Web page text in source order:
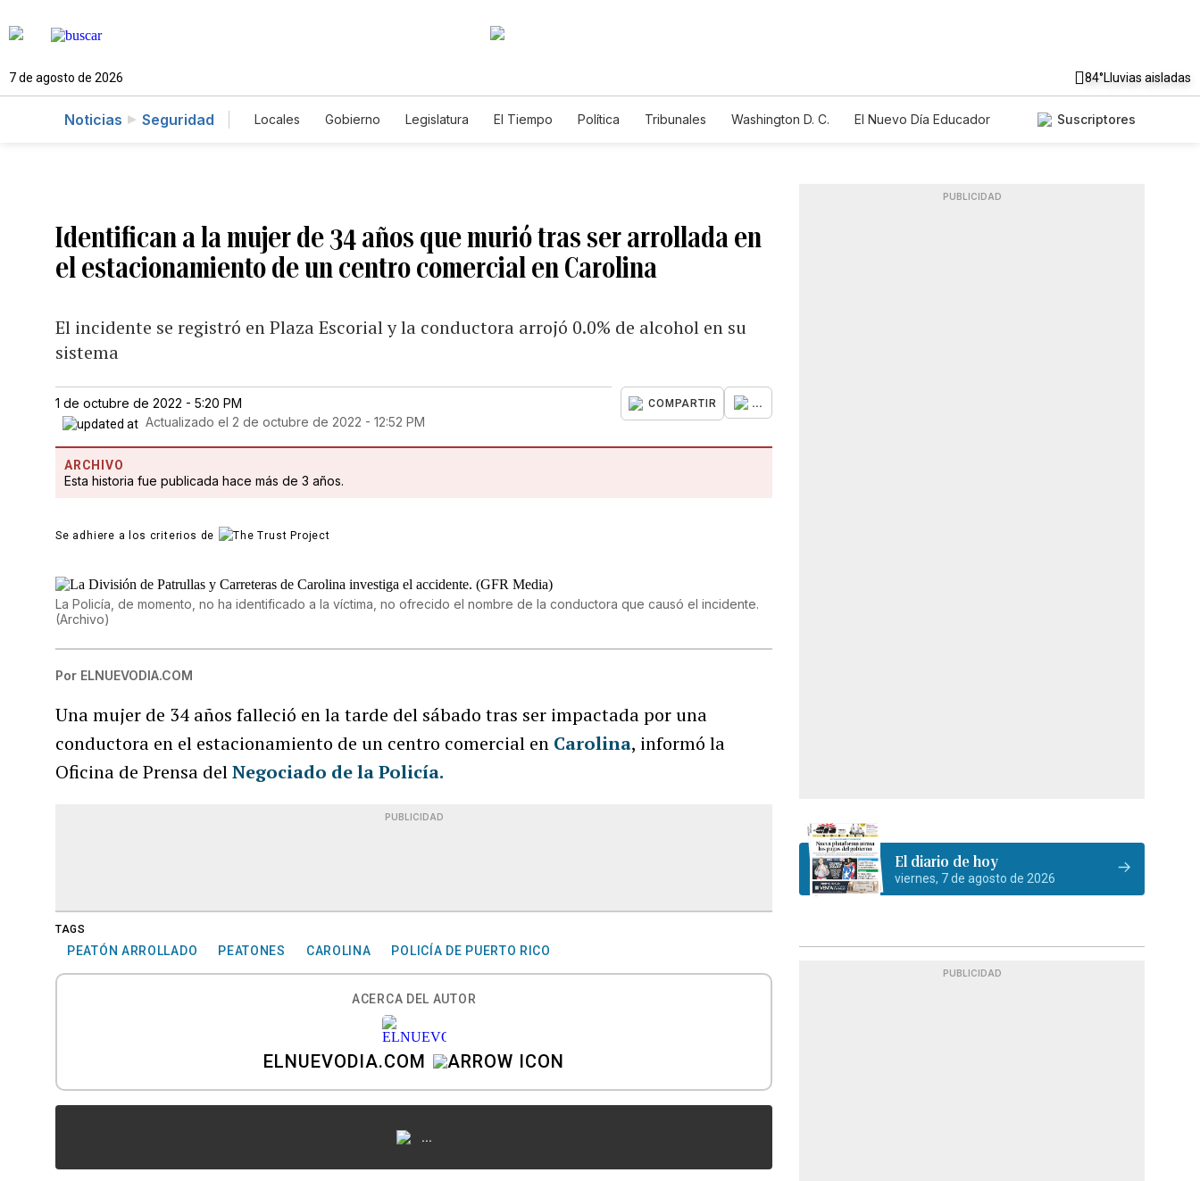
7 de agosto de 2026 84°Lluvias aisladas
Noticias Seguridad Locales Gobierno Legislatura El Tiempo Política Tribunales Washington D. C.
El Nuevo Día Educador
Suscriptores
Identifican a la mujer de 34 años que murió tras ser arrollada en
el estacionamiento de un centro comercial en Carolina
El incidente se registró en Plaza Escorial y la conductora arrojó 0.0% de alcohol en su
sistema
1 de octubre de 2022 - 5:20 PM
Actualizado el 2 de octubre de 2022 - 12:52 PM
COMPARTIR ...
ARCHIVO
Esta historia fue publicada hace más de 3 años.
Se adhiere a los criterios de
La Policía, de momento, no ha identificado a la víctima, no ofrecido el nombre de la conductora que causó el incidente.
(Archivo)
Por ELNUEVODIA.COM
Una mujer de 34 años falleció en la tarde del sábado tras ser impactada por una
conductora en el estacionamiento de un centro comercial en Carolina, informó la
Oficina de Prensa delNegociado de la Policía.
PUBLICIDAD
TAGS
PEATÓN ARROLLADO PEATONES CAROLINA POLICÍA DE PUERTO RICO
ACERCA DEL AUTOR
ELNUEVODIA.COM
...
PUBLICIDAD
El diario de hoy
viernes, 7 de agosto de 2026
PUBLICIDAD